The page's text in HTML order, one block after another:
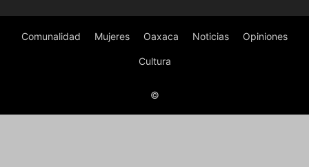
Comunalidad Mujeres Oaxaca Noticias Opiniones
Cultura
©